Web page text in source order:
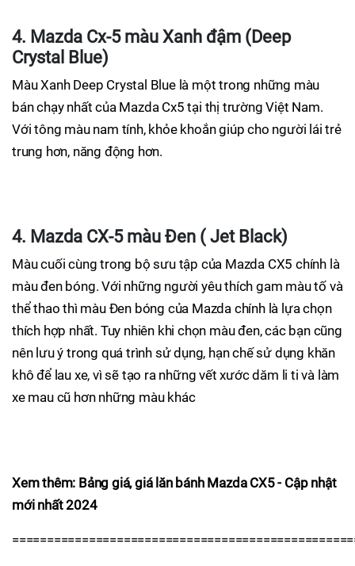
4. Mazda Cx-5 màu Xanh đậm (Deep
Crystal Blue)
Màu Xanh Deep Crystal Blue là một trong những màu
bán chạy nhất của Mazda Cx5 tại thị trường Việt Nam.
Với tông màu nam tính, khỏe khoắn giúp cho người lái trẻ
trung hơn, năng động hơn.
4. Mazda CX-5 màu Đen ( Jet Black)
Màu cuối cùng trong bộ sưu tập của Mazda CX5 chính là
màu đen bóng. Với những người yêu thích gam màu tố và
thể thao thì màu Đen bóng của Mazda chính là lựa chọn
thích hợp nhất. Tuy nhiên khi chọn màu đen, các bạn cũng
nên lưu ý trong quá trình sử dụng, hạn chế sử dụng khăn
khô để lau xe, vì sẽ tạo ra những vết xước dăm li ti và làm
xe mau cũ hơn những màu khác
Xem thêm: Bảng giá, giá lăn bánh Mazda CX5 - Cập nhật
mới nhất 2024